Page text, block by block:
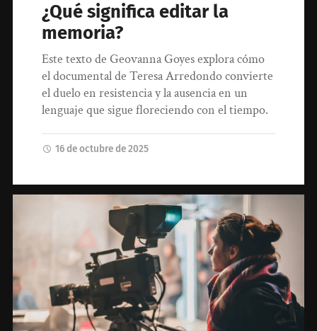
¿Qué significa editar la
memoria?
Este texto de Geovanna Goyes explora cómo
el documental de Teresa Arredondo convierte
el duelo en resistencia y la ausencia en un
lenguaje que sigue floreciendo con el tiempo.
16 de octubre de 2025